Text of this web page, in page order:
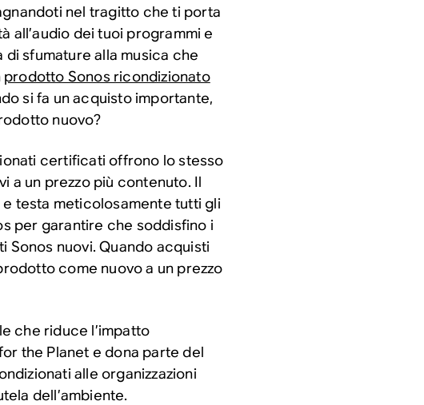
nel tragitto che ti porta
all’audio dei tuoi programmi e
sfumature alla musica che
prodotto Sonos ricondizionato
si fa un acquisto importante,
nuovo?
certificati offrono lo stesso
a un prezzo più contenuto. Il
testa meticolosamente tutti gli
per garantire che soddisfino i
nuovi. Quando acquisti
come nuovo a un prezzo
che riduce l’impatto
the Planet e dona parte del
alle organizzazioni
dell’ambiente.